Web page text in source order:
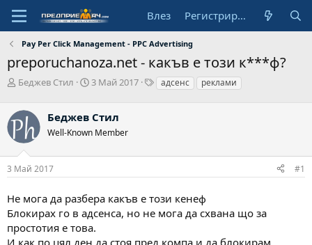
Влез Регистрирай се
Pay Per Click Management - PPC Advertising
preporuchanoza.net - какъв е този к***ф?
А
о
р
Беджев Стил
Н
а
л
а
а
т
а
3 Май 2017
Тадсенс реклами
Беджев Стил
Well-Known Member
3 Май 2017 #1
Не мога да разбера какъв е този кенеф
Блокирах го в адсенса, но не мога да схвана що за
простотия е това.
И как по цял ден да стоя пред компа и да блокирам